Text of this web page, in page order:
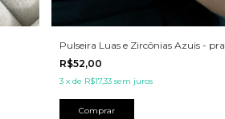
Pulseira Luas e Zircônias Azuis -
R$52,00
3 x de R$17,33 sem juros